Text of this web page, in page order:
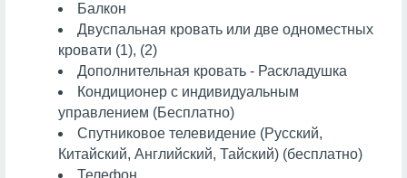
Балкон
Двуспальная кровать или две одноместных
кровати (1), (2)
Дополнительная кровать - Раскладушка
Кондиционер с индивидуальным
управлением (Бесплатно)
Спутниковое телевидение (Русский,
Китайский, Английский, Тайский) (бесплатно)